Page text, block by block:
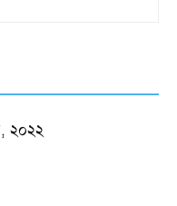
২০২২